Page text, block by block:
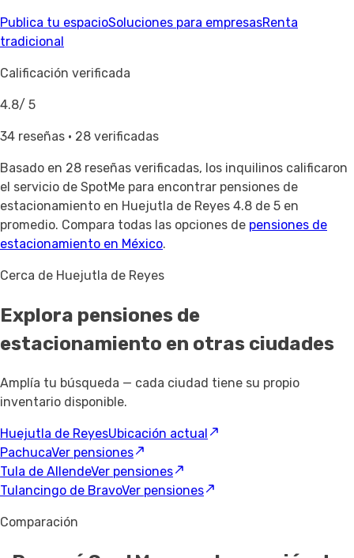
Publica tu espacioSoluciones para empresasRenta
tradicional
Calificación verificada
4.8/ 5
34 reseñas · 28 verificadas
Basado en 28 reseñas verificadas, los inquilinos calificaron
el servicio de SpotMe para encontrar pensiones de
estacionamiento en Huejutla de Reyes 4.8 de 5 en
promedio. Compara todas las opciones de pensiones de
estacionamiento en México.
Cerca de Huejutla de Reyes
Explora pensiones de
estacionamiento en otras ciudades
Amplía tu búsqueda — cada ciudad tiene su propio
inventario disponible.
Huejutla de ReyesUbicación actual
PachucaVer pensiones
Tula de AllendeVer pensiones
Tulancingo de BravoVer pensiones
Comparación